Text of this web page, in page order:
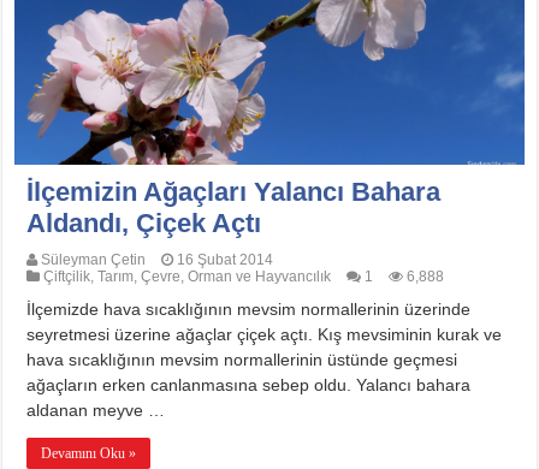
İlçemizin Ağaçları Yalancı Bahara
Aldandı, Çiçek Açtı
Süleyman Çetin
16 Şubat 2014
Çiftçilik ,Tarım, Çevre, Orman ve Hayvancılık 1 6,888
İlçemizde hava sıcaklığının mevsim normallerinin üzerinde
seyretmesi üzerine ağaçlar çiçek açtı. Kış mevsiminin kurak ve
hava sıcaklığının mevsim normallerinin üstünde geçmesi
ağaçların erken canlanmasına sebep oldu. Yalancı bahara
aldanan meyve …
Devamını Oku »